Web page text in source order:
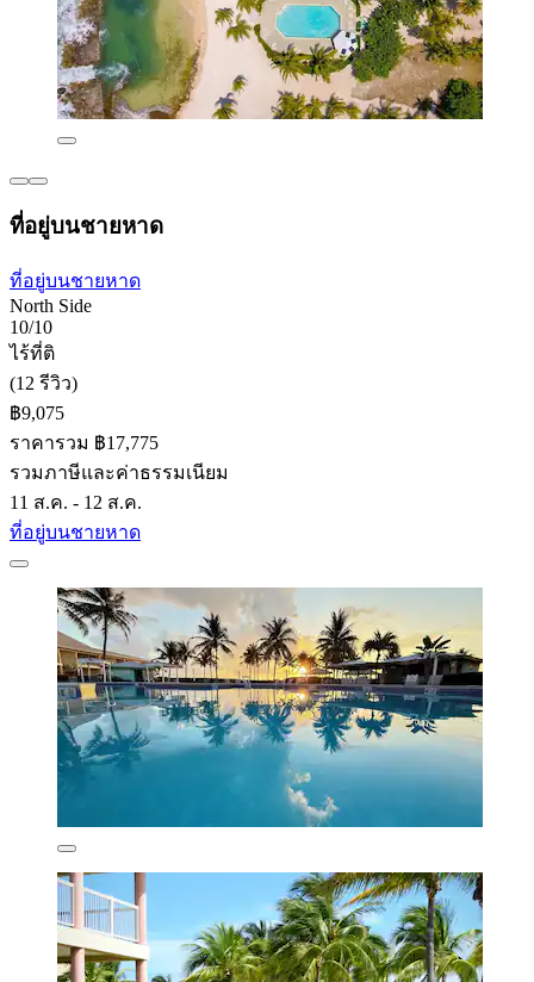
ที่อยู่บนชายหาด
ที่อยู่บนชายหาด
North Side
10/10
ไร้ที่ติ
(12 รีวิว)
฿9,075
ราคารวม ฿17,775
รวมภาษีและค่าธรรมเนียม
11 ส.ค. - 12 ส.ค.
ที่อยู่บนชายหาด